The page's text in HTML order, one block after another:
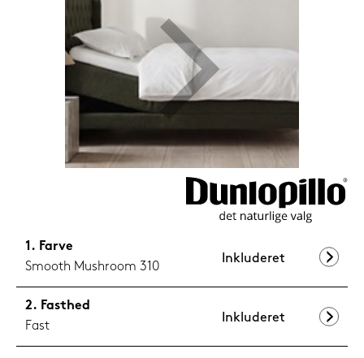
Farve
Smooth Mushroom 310
Inkluderet
Fasthed
Fast
Inkluderet